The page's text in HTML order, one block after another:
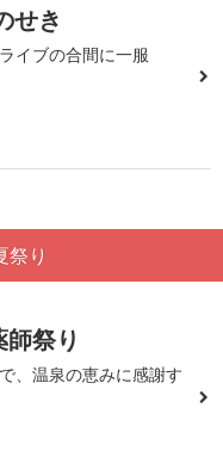
せき
イブの合間に一服
祭り
祭り
、温泉の恵みに感謝す